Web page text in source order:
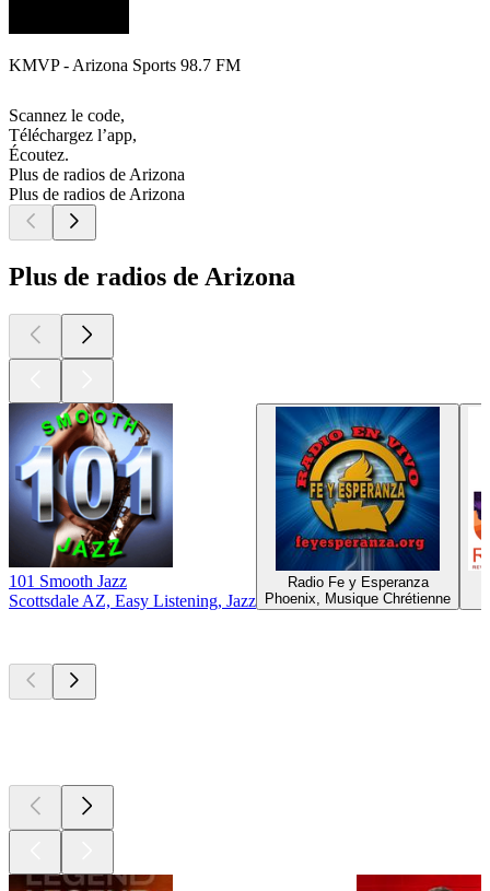
KMVP - Arizona Sports 98.7 FM
Scannez le code,
Téléchargez l’app,
Écoutez.
Plus de radios de Arizona
Plus de radios de Arizona
Plus de radios de Arizona
101 Smooth Jazz
Scottsdale AZ, Easy Listening, Jazz
Radio Fe y Esperanza
Phoenix, Musique Chrétienne